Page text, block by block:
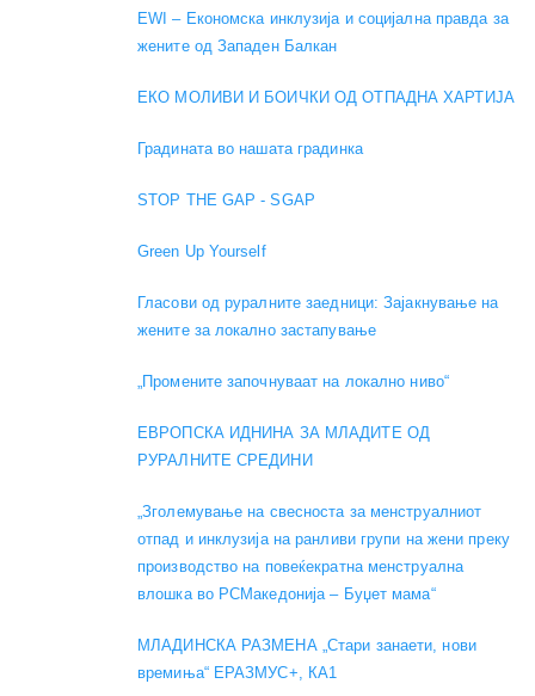
EWI – Економска инклузија и социјална правда за
жените од Западен Балкан
ЕКО МОЛИВИ И БОИЧКИ ОД ОТПАДНА ХАРТИЈА
Градината во нашата градинка
STOP THE GAP - SGAP
Green Up Yourself
Гласови од руралните заедници: Зајакнување на
жените за локално застапување
„Промените започнуваат на локално ниво“
ЕВРОПСКА ИДНИНА ЗА МЛАДИТЕ ОД
РУРАЛНИТЕ СРЕДИНИ
„Зголемување на свесноста за менструалниот
отпад и инклузија на ранливи групи на жени преку
производство на повеќекратна менструална
влошка во РСМакедонија – Буџет мама“
МЛАДИНСКА РАЗМЕНА „Стари занаети, нови
времиња“ ЕРАЗМУС+, КА1